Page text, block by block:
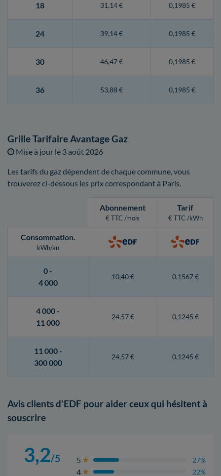
18 31,14 € 0,1985 €
24 39,14 € 0,1985 €
30 46,47 € 0,1985 €
36 53,88 € 0,1985 €
Grille Tarifaire Avantage Gaz
Mise à jour le 3 août 2026
Les tarifs du gaz dépendent de chaque commune, vous
trouverez ci-dessous les prix correspondant à Paris.
Abonnement
€ TTC /mois
Tarif
€ TTC /kWh
Consommation.
kWh/an
0 -
4 000
10,40 € 0,1567 €
4 000 -
11 000
24,57 € 0,1245 €
11 000 -
300 000
24,57 € 0,1245 €
Avis clients d'EDF pour aider ceux qui hésitent à
souscrire
3,2/5 5 27%
4 22%